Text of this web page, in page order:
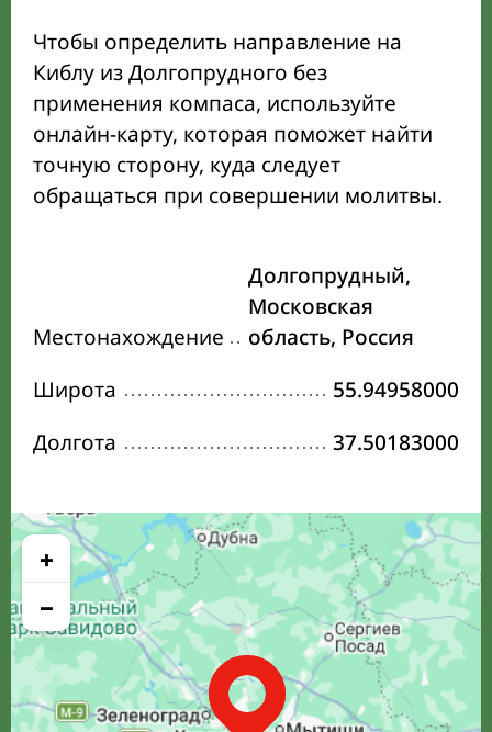
Чтобы определить направление на
Киблу из Долгопрудного без
применения компаса, используйте
онлайн-карту, которая поможет найти
точную сторону, куда следует
обращаться при совершении молитвы.
Местонахождение
Долгопрудный,
Московская
область, Россия
Широта
55.94958000
Долгота
37.50183000
+
−